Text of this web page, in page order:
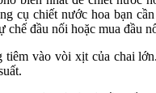
cụ chiết nước hoa​ bạn
đầu nối hoặc mua đầu
vào vòi xịt của chai